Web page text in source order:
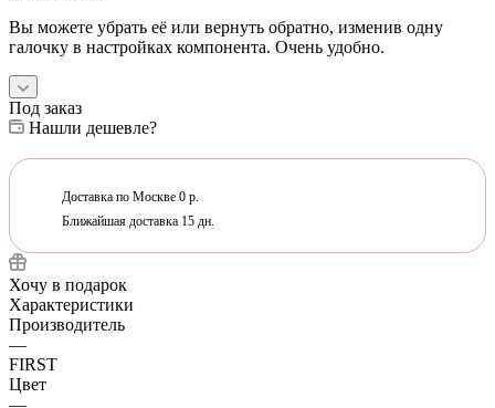
Вы можете убрать её или вернуть обратно, изменив одну
галочку в настройках компонента. Очень удобно.
Под заказ
Нашли дешевле?
Доставка по Москве 0 р.
Ближайшая доставка 15 дн.
Хочу в подарок
Характеристики
Производитель
—
FIRST
Цвет
—